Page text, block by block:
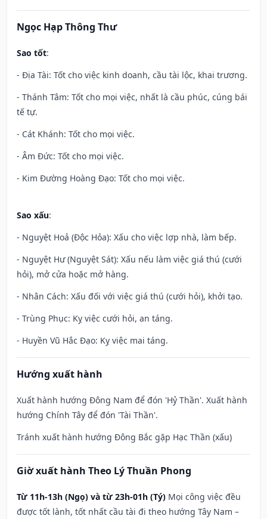
Ngọc Hạp Thông Thư
Sao tốt:
- Địa Tài: Tốt cho việc kinh doanh, cầu tài lộc, khai trương.
- Thánh Tâm: Tốt cho mọi việc, nhất là cầu phúc, cúng bái
tế tự.
- Cát Khánh: Tốt cho mọi việc.
- Âm Đức: Tốt cho mọi việc.
- Kim Đường Hoàng Đạo: Tốt cho mọi việc.
Sao xấu:
- Nguyệt Hoả (Độc Hỏa): Xấu cho việc lợp nhà, làm bếp.
- Nguyệt Hư (Nguyệt Sát): Xấu nếu làm việc giá thú (cưới
hỏi), mở cửa hoặc mở hàng.
- Nhân Cách: Xấu đối với việc giá thú (cưới hỏi), khởi tạo.
- Trùng Phục: Kỵ việc cưới hỏi, an táng.
- Huyền Vũ Hắc Đạo: Kỵ việc mai táng.
Hướng xuất hành
Xuất hành hướng Đông Nam để đón 'Hỷ Thần'. Xuất hành
hướng Chính Tây để đón 'Tài Thần'.
Tránh xuất hành hướng Đông Bắc gặp Hạc Thần (xấu)
Giờ xuất hành Theo Lý Thuần Phong
Từ 11h-13h (Ngọ) và từ 23h-01h (Tý) Mọi công việc đều
được tốt lành, tốt nhất cầu tài đi theo hướng Tây Nam –